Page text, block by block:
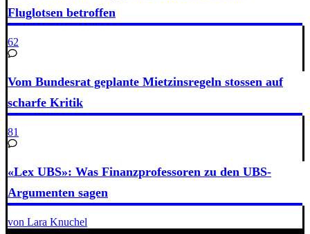
Fluglotsen betroffen
62
Vom Bundesrat geplante Mietzinsregeln stossen auf
scharfe Kritik
81
«Lex UBS»: Was Finanzprofessoren zu den UBS-
Argumenten sagen
von Lara Knuchel